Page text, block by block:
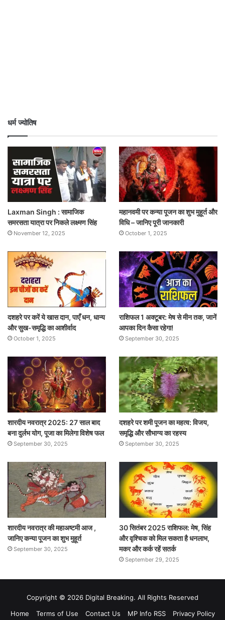
धर्म ज्योतिष
Laxman Singh : सामाजिक
समरसता यात्रा पर निकले लक्ष्मण सिंह
November 12, 2025
महानवमी पर कन्या पूजन का शुभ मुहूर्त और
विधि – जानिए पूरी जानकारी
October 1, 2025
दशहरे पर करें ये खास दान, पाएँ धन, धान्य
और सुख-समृद्धि का आशीर्वाद
October 1, 2025
राशिफल 1 अक्टूबर: मेष से मीन तक, जानें
आपका दिन कैसा रहेगा!
September 30, 2025
शारदीय नवरात्र 2025: 27 साल बाद
बना दुर्लभ योग, पूजा का मिलेगा विशेष फल
September 30, 2025
दशहरे पर शमी पूजन का महत्व: विजय,
समृद्धि और सौभाग्य का रहस्य
September 30, 2025
शारदीय नवरात्र की महाअष्टमी आज ,
जानिए कन्या पूजन का शुभ मुहूर्त
September 30, 2025
30 सितंबर 2025 राशिफल: मेष, सिंह
और वृश्चिक को मिल सकता है धनलाभ,
मकर और कर्क रहें सतर्क
September 29, 2025
Copyright © 2026 Digital Breaking. All Rights Reserved
Home
Terms of Use Contact Us MP Info RSS Privacy Policy